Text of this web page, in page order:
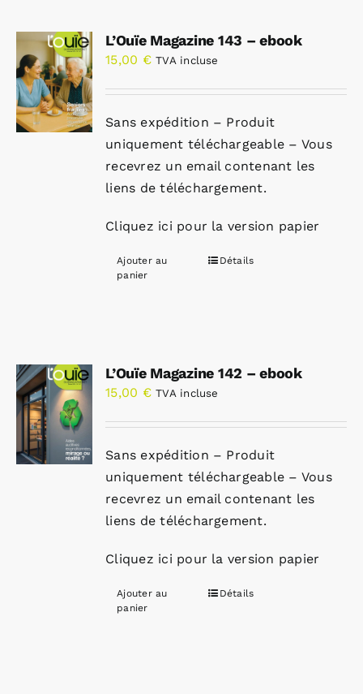
L’Ouïe Magazine 143 – ebook
15,00 € TVA incluse
Sans expédition – Produit
uniquement téléchargeable – Vous
recevrez un email contenant les
liens de téléchargement.
Cliquez ici pour la version papier
Ajouter au
panier
Détails
L’Ouïe Magazine 142 – ebook
15,00 € TVA incluse
Sans expédition – Produit
uniquement téléchargeable – Vous
recevrez un email contenant les
liens de téléchargement.
Cliquez ici pour la version papier
Ajouter au
panier
Détails